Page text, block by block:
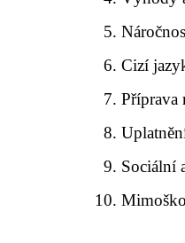
Cizí
Příprava
Sociální